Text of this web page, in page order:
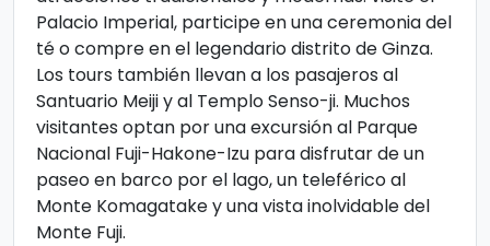
Palacio Imperial, participe en una ceremonia del
té o compre en el legendario distrito de Ginza.
Los tours también llevan a los pasajeros al
Santuario Meiji y al Templo Senso-ji. Muchos
visitantes optan por una excursión al Parque
Nacional Fuji-Hakone-Izu para disfrutar de un
paseo en barco por el lago, un teleférico al
Monte Komagatake y una vista inolvidable del
Monte Fuji.